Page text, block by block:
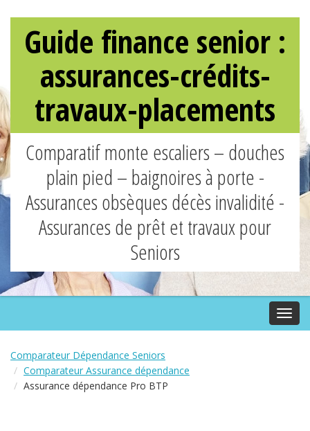
Guide finance senior :
assurances-crédits-
travaux-placements
Comparatif monte escaliers – douches
plain pied – baignoires à porte -
Assurances obsèques décès invalidité -
Assurances de prêt et travaux pour
Seniors
Comparateur Dépendance Seniors
Comparateur Assurance dépendance
Assurance dépendance Pro BTP